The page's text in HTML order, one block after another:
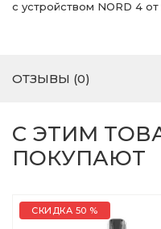
с устройством NORD 4 от
ОТЗЫВЫ (0)
С ЭТИМ
ПОКУПАЮТ
СКИДКА 50 %